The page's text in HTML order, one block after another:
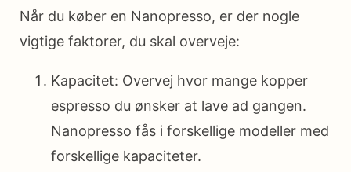
Når du køber en Nanopresso, er der nogle
vigtige faktorer, du skal overveje:
Kapacitet: Overvej hvor mange kopper
espresso du ønsker at lave ad gangen.
Nanopresso fås i forskellige modeller med
forskellige kapaciteter.